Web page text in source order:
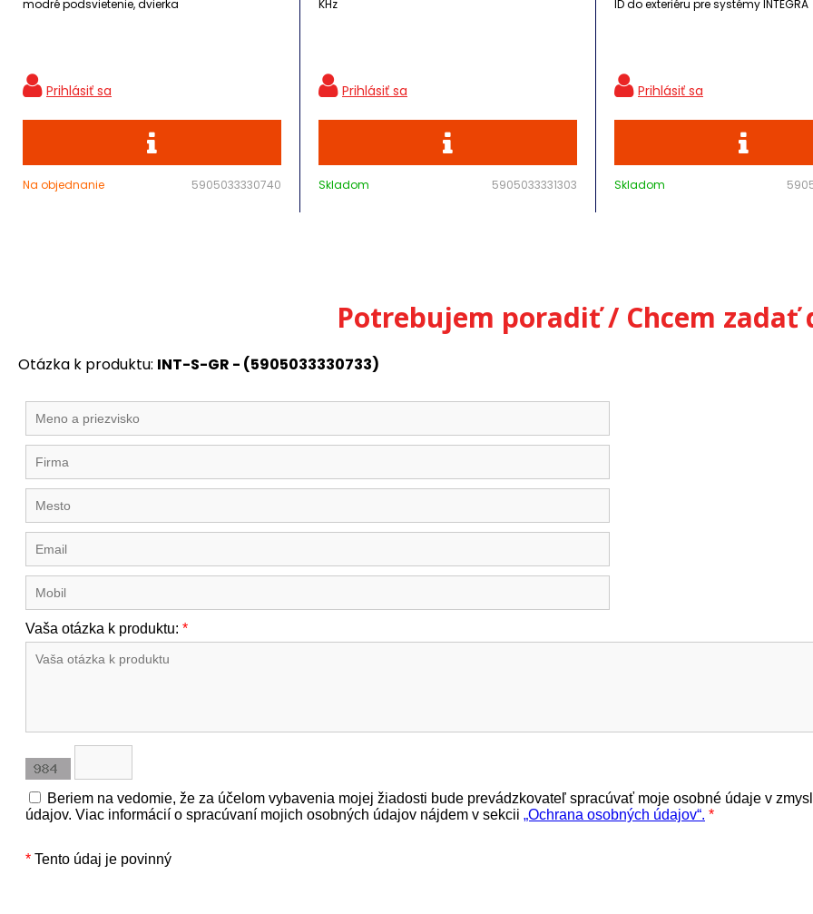
modré podsvietenie, dvierka
Na objednanie 5905033330740
KHz
Skladom 5905033331303
ID do exteriéru pre systémy INTEGRA
Skladom
Potrebujem poradiť / Chcem zadať
Otázka k produktu: INT-S-GR - (5905033330733)